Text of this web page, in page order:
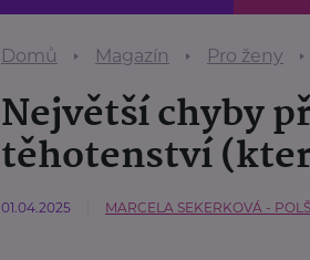
Domů Magazín Pro ženy
Největší chyby
těhotenství
01.04.2025 MARCELA SEKERKOVÁ -